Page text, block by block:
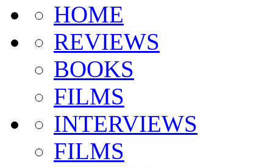
HOME
REVIEWS
BOOKS
FILMS
INTERVIEWS
FILMS